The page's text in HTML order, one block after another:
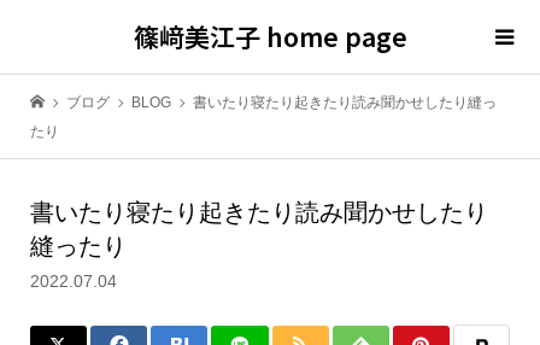
篠﨑美江子 home page
ブログ BLOG
書いたり寝たり起きたり読み聞かせしたり縫っ
たり
書いたり寝たり起きたり読み聞かせしたり
縫ったり
2022.07.04